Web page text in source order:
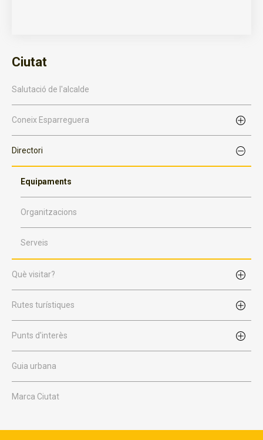
Ciutat
Salutació de l'alcalde
Coneix Esparreguera
Directori
Equipaments
Organitzacions
Serveis
Què visitar?
Rutes turístiques
Punts d'interès
Guia urbana
Marca Ciutat